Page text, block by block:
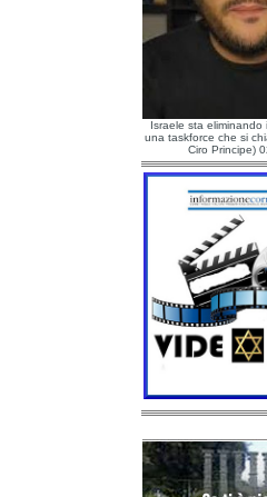
Israele sta eliminando
una taskforce che si
Ciro Principe)